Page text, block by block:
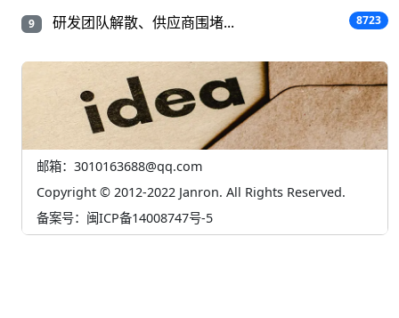
9 研发团队解散、供应商围堵... 8723
邮箱：3010163688@qq.com
Copyright © 2012-2022 Janron. All Rights Reserved.
备案号：闽ICP备14008747号-5